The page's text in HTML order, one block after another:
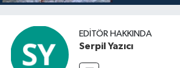
buluşuyo
EDITÖR HAKKINDA
Serpil Yazıcı